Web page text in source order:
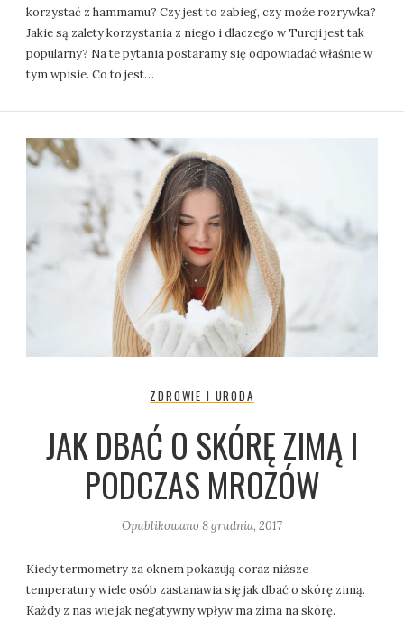
korzystać z hammamu? Czy jest to zabieg, czy może rozrywka?
Jakie są zalety korzystania z niego i dlaczego w Turcji jest tak
popularny? Na te pytania postaramy się odpowiadać właśnie w
tym wpisie. Co to jest…
ZDROWIE I URODA
JAK DBAĆ O SKÓRĘ ZIMĄ I
PODCZAS MROZÓW
Opublikowano 8 grudnia, 2017
Kiedy termometry za oknem pokazują coraz niższe
temperatury wiele osób zastanawia się jak dbać o skórę zimą.
Każdy z nas wie jak negatywny wpływ ma zima na skórę.